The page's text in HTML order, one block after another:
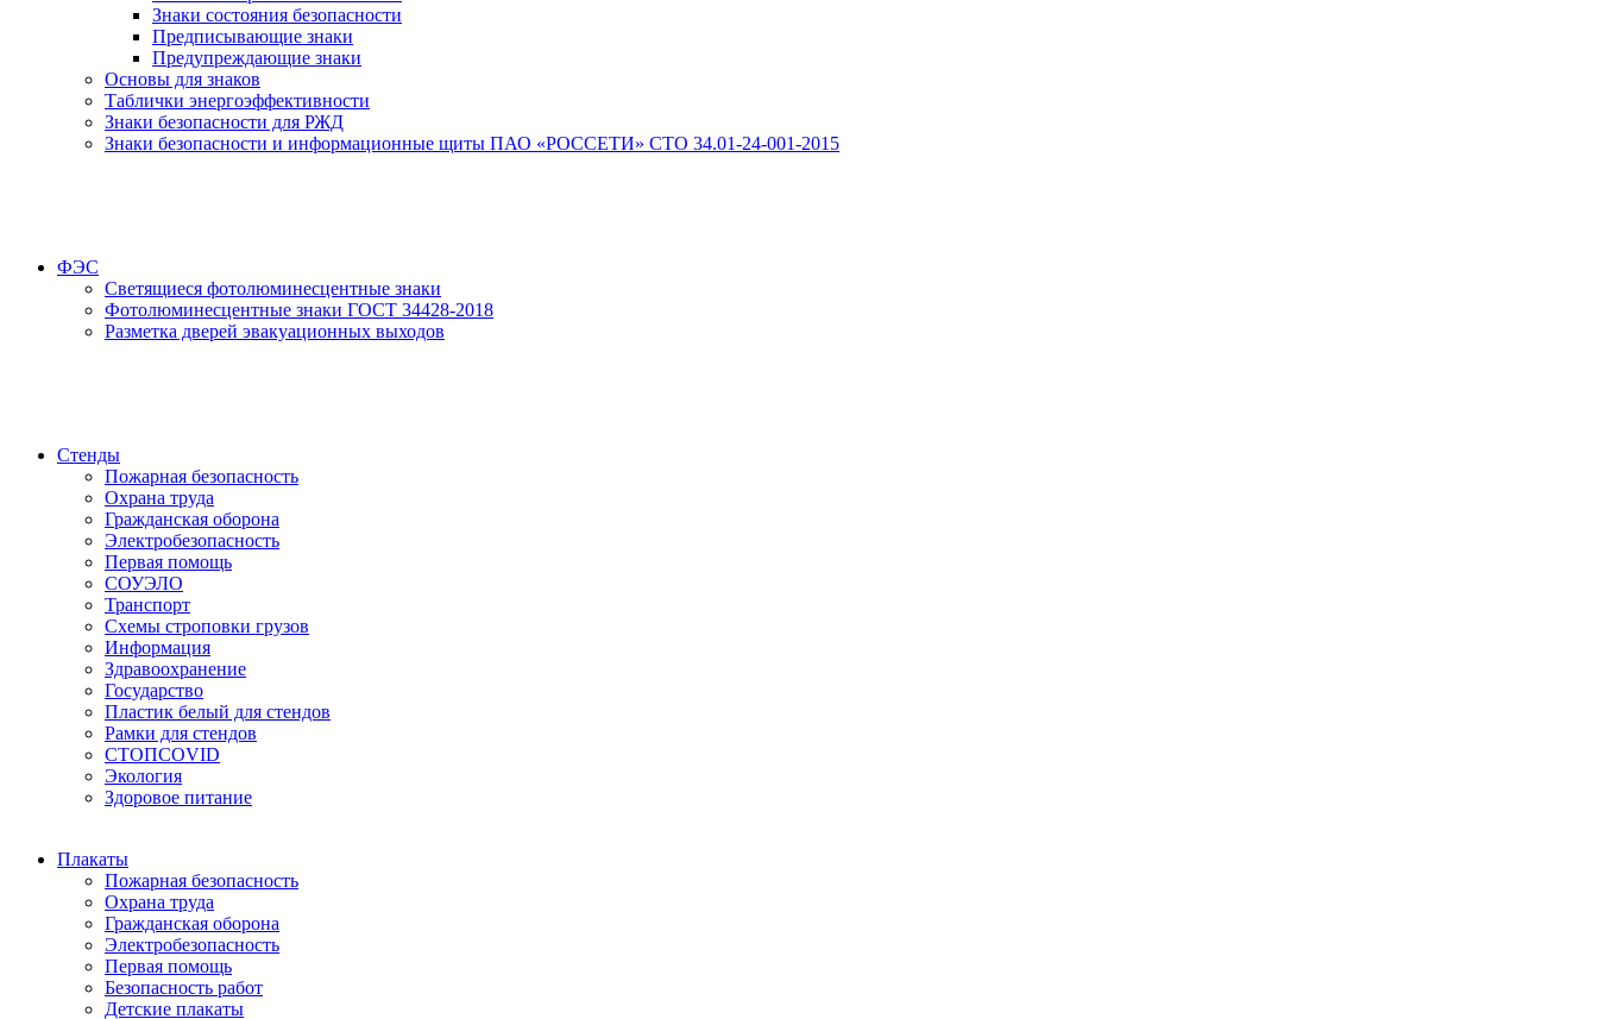
Знаки состояния безопасности
Предписывающие знаки
Предупреждающие знаки
Основы для знаков
Таблички энергоэффективности
Знаки безопасности для РЖД
Знаки безопасности и информационные щиты ПАО «РОССЕТИ» СТО 34.01-24-001-2015
ФЭС
Светящиеся фотолюминесцентные знаки
Фотолюминесцентные знаки ГОСТ 34428-2018
Разметка дверей эвакуационных выходов
Стенды
Пожарная безопасность
Охрана труда
Гражданская оборона
Электробезопасность
Первая помощь
СОУЭЛО
Транспорт
Схемы строповки грузов
Информация
Здравоохранение
Государство
Пластик белый для стендов
Рамки для стендов
СТОПCOVID
Экология
Здоровое питание
Плакаты
Пожарная безопасность
Охрана труда
Гражданская оборона
Электробезопасность
Первая помощь
Безопасность работ
Детские плакаты